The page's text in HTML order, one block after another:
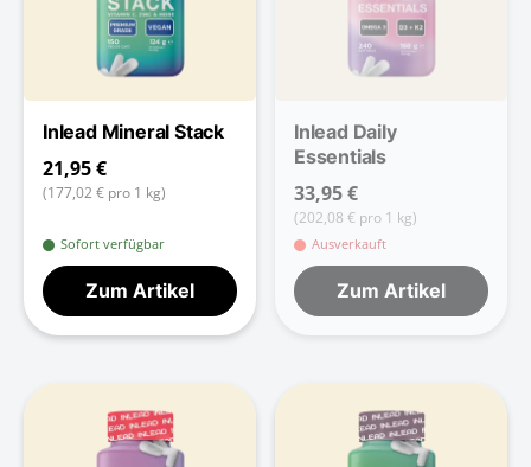
Inlead Mineral Stack
21,95 €
(177,02 € pro 1 kg)
Sofort verfügbar
Zum Artikel
Inlead Daily
Essentials
33,95 €
(202,08 € pro 1 kg)
Ausverkauft
Zum Artikel